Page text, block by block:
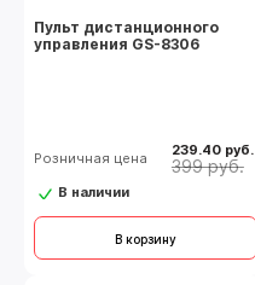
Пульт дистанционного
управления GS-8306
Розничная цена 239.40 руб.
399 руб.
В наличии
В корзину